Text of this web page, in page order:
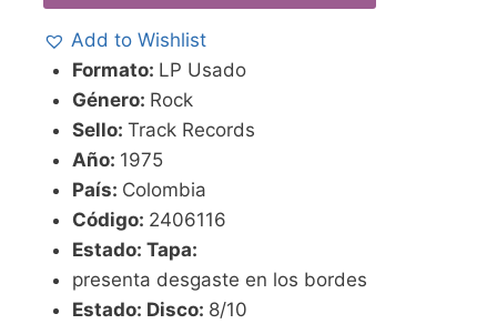
Add to Wishlist
Formato: LP Usado
Género: Rock
Sello: Track Records
Año: 1975
País: Colombia
Código: 2406116
Estado: Tapa:
presenta desgaste en los bordes
Estado: Disco: 8/10